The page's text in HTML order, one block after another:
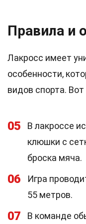
Правила и
Лакросс имеет
особенности,
видов спорта.
05
В лакроссе
клюшки с
броска мяча.
06
Игра
55 метров.
07
В команде